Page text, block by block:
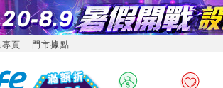
頁 門市據點